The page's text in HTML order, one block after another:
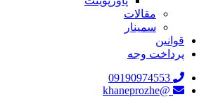
مقالات
سمینار
قوانین
پرداخت وجه
09190974553
@khaneprozhe